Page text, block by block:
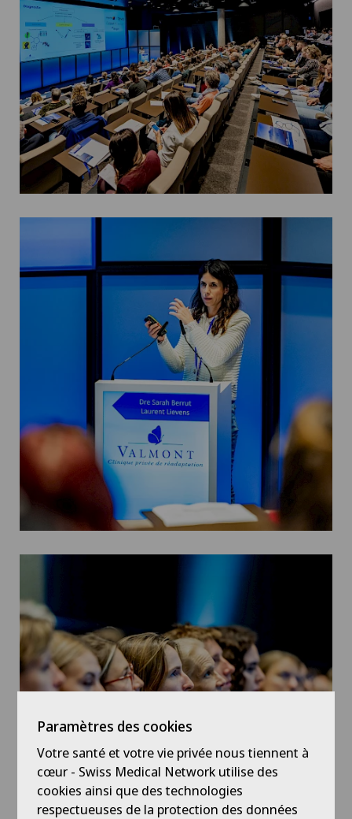
Paramètres des cookies
Votre santé et votre vie privée nous tiennent à
cœur - Swiss Medical Network utilise des
cookies ainsi que des technologies
respectueuses de la protection des données